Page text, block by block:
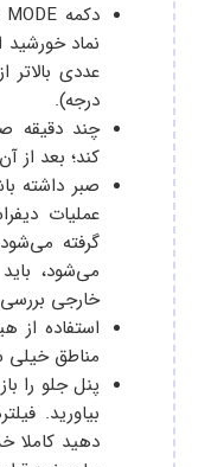
نماد
درجه).
چند دقیقه
کند؛ بعد از
عملیات
گرفته
می‌شود،
خارجی
استفاده از
مناطق خیلی
پنل جلو را
بیاورید.
دهید کاملا